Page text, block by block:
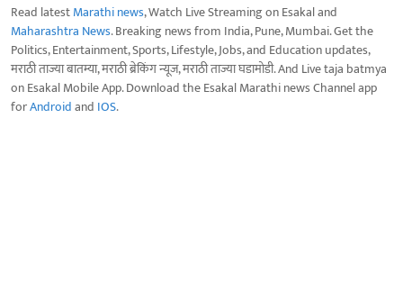
Read latestMarathi news, Watch Live Streaming on Esakal and
Maharashtra News. Breaking news from India, Pune, Mumbai. Get the
Politics, Entertainment, Sports, Lifestyle, Jobs, and Education updates,
मराठी ताज्या बातम्या, मराठी ब्रेकिंग न्यूज, मराठी ताज्या घडामोडी. And Live taja batmya
on Esakal Mobile App. Download the Esakal Marathi news Channel app
forAndroidand IOS.